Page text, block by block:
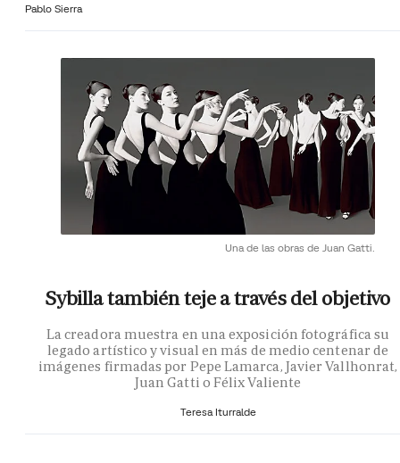
Pablo Sierra
Una de las obras de Juan Gatti.
Sybilla también teje a través del objetivo
La creadora muestra en una exposición fotográfica su
legado artístico y visual en más de medio centenar de
imágenes firmadas por Pepe Lamarca, Javier Vallhonrat,
Juan Gatti o Félix Valiente
Teresa Iturralde